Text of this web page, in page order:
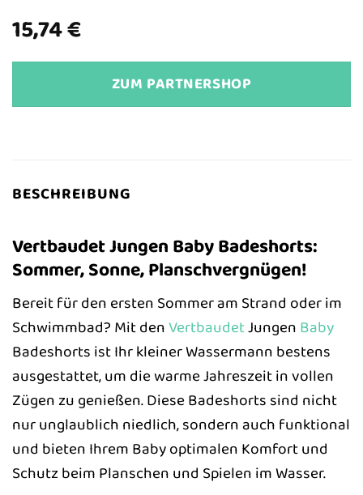
15,74€
ZUM PARTNERSHOP
BESCHREIBUNG
Vertbaudet Jungen Baby Badeshorts:
Sommer, Sonne, Planschvergnügen!
Bereit für den ersten Sommer am Strand oder im
Schwimmbad? Mit denVertbaudetJungen Baby
Badeshorts ist Ihr kleiner Wassermann bestens
ausgestattet, um die warme Jahreszeit in vollen
Zügen zu genießen. Diese Badeshorts sind nicht
nur unglaublich niedlich, sondern auch funktional
und bieten Ihrem Baby optimalen Komfort und
Schutz beim Planschen und Spielen im Wasser.